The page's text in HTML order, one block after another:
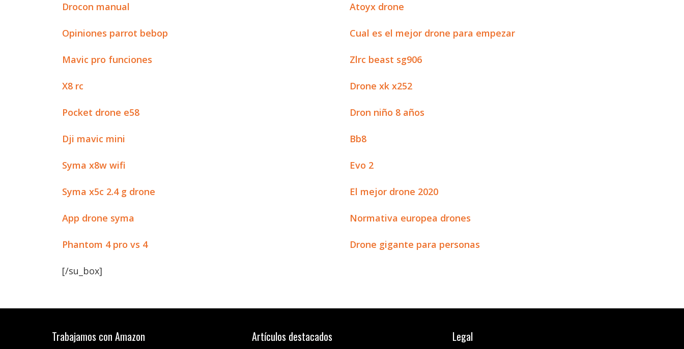
Drocon manual
Atoyx drone
Opiniones parrot bebop Cual es el mejor drone para empezar
Mavic pro funciones Zlrc beast sg906
X8 rc Drone xk x252
Pocket drone e58 Dron niño 8 años
Dji mavic mini Bb8
Syma x8w wifi Evo 2
Syma x5c 2.4 g drone El mejor drone 2020
App drone syma Normativa europea drones
Phantom 4 pro vs 4 Drone gigante para personas
[/su_box]
Trabajamos con Amazon Artículos destacados Legal